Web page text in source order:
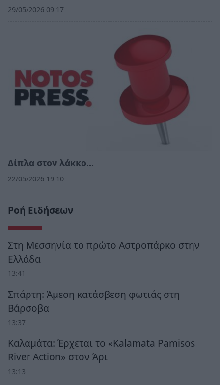
29/05/2026 09:17
Δίπλα στον λάκκο…
22/05/2026 19:10
Ροή Ειδήσεων
Στη Μεσσηνία το πρώτο Αστροπάρκο στην
Ελλάδα
13:41
Σπάρτη: Άμεση κατάσβεση φωτιάς στη
Βάρσοβα
13:37
Καλαμάτα: Έρχεται το «Kalamata Pamisos
River Action» στον Άρι
13:13